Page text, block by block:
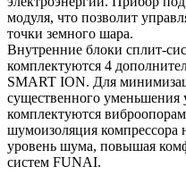
модуля, что позволит
точки земного шара.
Внутренние блоки сплит-
комплектуются 4
SMART ION. Для
существенного
комплектуются
шумоизоляция компрессора
уровень шума, повышая
систем FUNAI.